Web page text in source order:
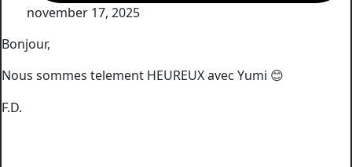
november 17, 2025
Bonjour,
Nous sommes telement HEUREUX avec Yumi 😊
F.D.